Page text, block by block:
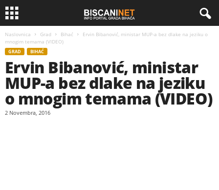
Naslovnica Grad Bihać
Ervin Bibanović, ministar MUP-a bez dlake na jeziku o
mnogim temama (VIDEO)
GRAD BIHAĆ
Ervin Bibanović, ministar
MUP-a bez dlake na jeziku
o mnogim temama (VIDEO)
2 Novembra, 2016